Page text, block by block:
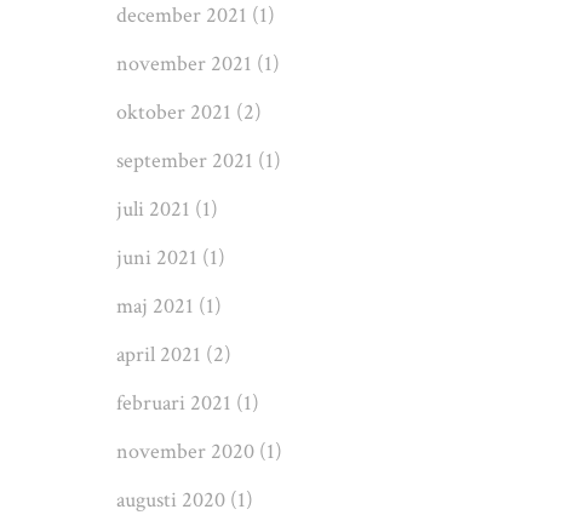
december 2021 (1)
november 2021 (1)
oktober 2021 (2)
september 2021 (1)
juli 2021 (1)
juni 2021 (1)
maj 2021 (1)
april 2021 (2)
februari 2021 (1)
november 2020 (1)
augusti 2020 (1)